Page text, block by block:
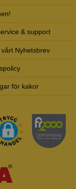
& support
Nyhetsbrev
för kakor